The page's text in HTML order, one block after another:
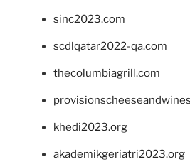
sinc2023.com
scdlqatar2022-qa.com
thecolumbiagrill.com
khedi2023.org
akademikgeriatri2023.org